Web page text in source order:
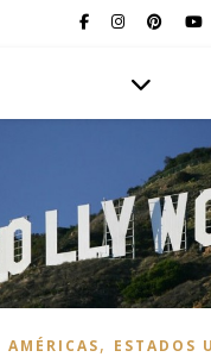
AMÉRICAS, ESTADOS